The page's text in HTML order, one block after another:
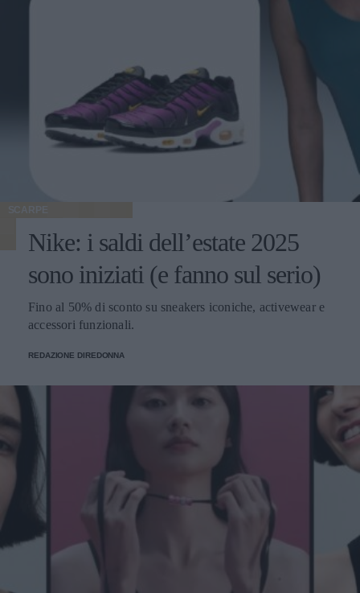
SCARPE
Nike: i saldi dell’estate 2025
sono iniziati (e fanno sul serio)
Fino al 50% di sconto su sneakers iconiche, activewear e
accessori funzionali.
REDAZIONE DIREDONNA